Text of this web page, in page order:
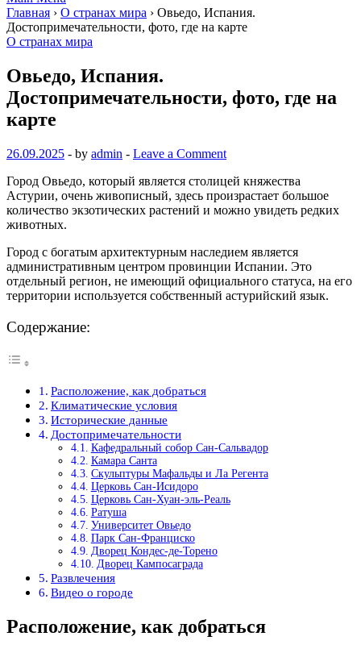
Главная › О странах мира › Овьедо, Испания.
Достопримечательности, фото, где на карте
О странах мира
Овьедо, Испания.
Достопримечательности, фото, где на
карте
26.09.2025 - by admin - Leave a Comment
Город Овьедо, который является столицей княжества
Астурии, очень живописный, здесь произрастает большое
количество экзотических растений и можно увидеть редких
животных.
Город с богатым архитектурным наследием является
административным центром провинции Испании. Это
отдельный регион, не имеющий официального статуса, на его
территории используется собственный астурийский язык.
Содержание:
Расположение, как добраться
Климатические условия
Исторические данные
Достопримечательности
Кафедральный собор Сан-Сальвадор
Камара Санта
Скульптуры Мафальды и Ла Регента
Церковь Сан-Исидоро
Церковь Сан-Хуан-эль-Реаль
Ратуша
Университет Овьедо
Парк Сан-Франциско
Дворец Кондес-де-Торено
Дворец Кампосаграда
Развлечения
Видео о городе
Расположение, как добраться